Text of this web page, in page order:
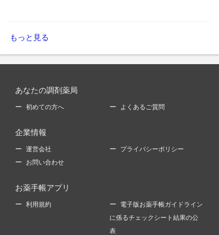
もっと見る
あなたの調剤薬局
初めての方へ よくあるご質問
企業情報
運営会社 プライバシーポリシー
お問い合わせ
お薬手帳アプリ
利用規約 電子版お薬手帳ガイドライン
に係るチェックシート結果の公
表